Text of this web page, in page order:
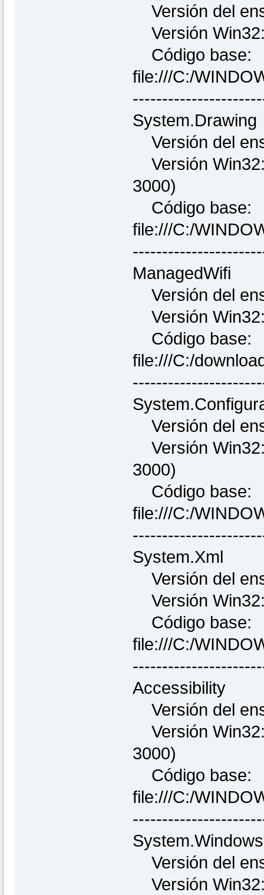
Versión del
Versión
Código base:
file:///C:/
System.Drawing
Versión del
Versión
3000)
Código base:
file:///C:/
ManagedWifi
Versión del
Versión
Código base:
file:///C:/
Versión del
Versión
3000)
Código base:
file:///C:/
System.Xml
Versión del
Versión
Código base:
file:///C:/
Accessibility
Versión del
Versión
3000)
Código base:
file:///C:/
Versión del
Versión